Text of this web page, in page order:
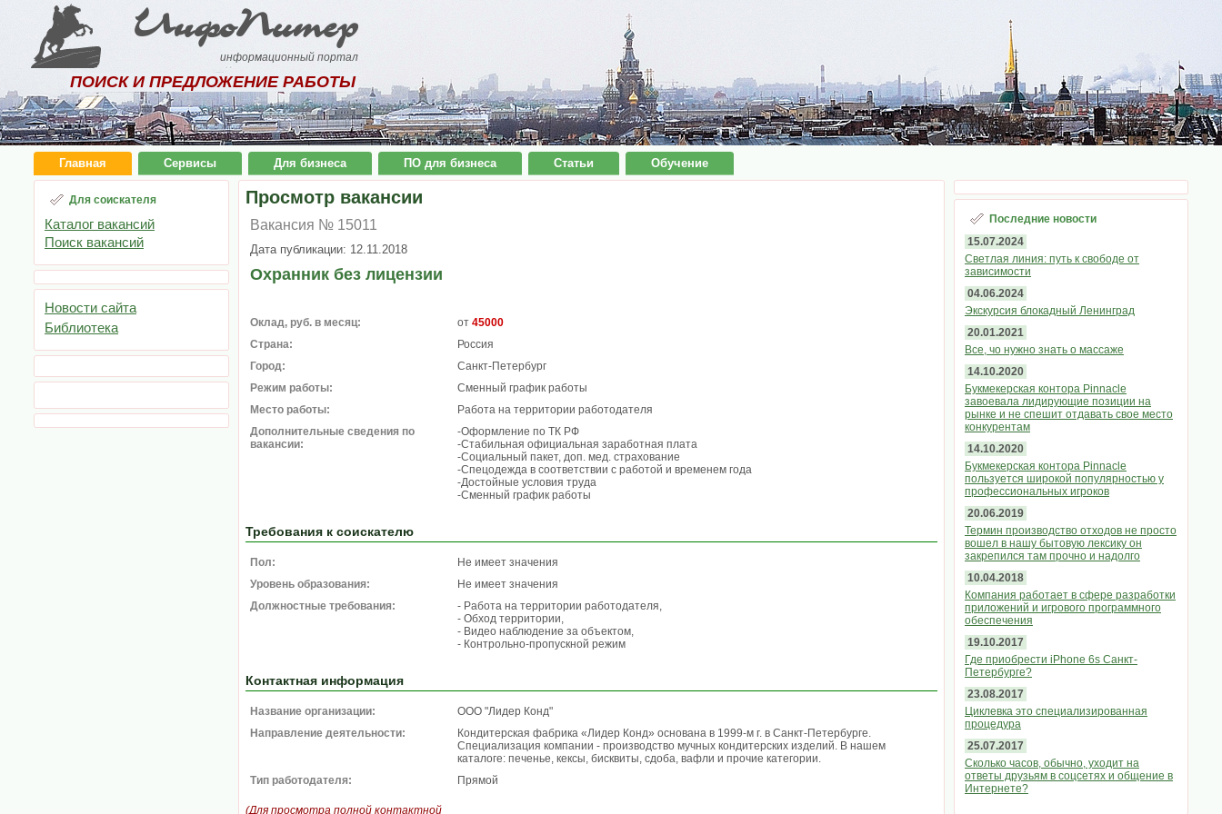
ИнфоПитер
информационный портал
ПОИСК И ПРЕДЛОЖЕНИЕ РАБОТЫ
Главная Сервисы Для бизнеса ПО для бизнеса Статьи Обучение
Для соискателя
Каталог вакансий
Поиск вакансий
Новости сайта
Библиотека
Просмотр вакансии
Вакансия № 15011
Дата публикации: 12.11.2018
Охранник без лицензии
Оклад, руб. в месяц: от 45000
Страна:
Россия
Город:
Санкт-Петербург
Режим работы:
Сменный график работы
Место работы:
Работа на территории работодателя
Дополнительные сведения по
вакансии:
-Оформление по ТК РФ
-Стабильная официальная заработная плата
-Социальный пакет, доп. мед. страхование
-Спецодежда в соответствии с работой и временем года
-Достойные условия труда
-Сменный график работы
Требования к соискателю
Пол:
Не имеет значения
Уровень образования:
Не имеет значения
Должностные требования:
- Работа на территории работодателя,
- Обход территории,
- Видео наблюдение за объектом,
- Контрольно-пропускной режим
Контактная информация
Название организации:
ООО "Лидер Конд"
Направление деятельности:
Кондитерская фабрика «Лидер Конд» основана в 1999-м г. в Санкт-Петербурге.
Специализация компании - производство мучных кондитерских изделий. В нашем
каталоге: печенье, кексы, бисквиты, сдоба, вафли и прочие категории.
Тип работодателя:
Прямой
(Для просмотра полной контактной
Последние новости
15.07.2024
Светлая линия: путь к свободе от
зависимости
04.06.2024
Экскурсия блокадный Ленинград
20.01.2021
Все, чо нужно знать о массаже
14.10.2020
Букмекерская контора Pinnacle
завоевала лидирующие позиции на
рынке и не спешит отдавать свое место
конкурентам
14.10.2020
Букмекерская контора Pinnacle
пользуется широкой популярностью у
профессиональных игроков
20.06.2019
Термин производство отходов не просто
вошел в нашу бытовую лексику он
закрепился там прочно и надолго
10.04.2018
Компания работает в сфере разработки
приложений и игрового программного
обеспечения
19.10.2017
Где приобрести iPhone 6s Санкт-
Петербурге?
23.08.2017
Циклевка это специализированная
процедура
25.07.2017
Сколько часов, обычно, уходит на
ответы друзьям в соцсетях и общение в
Интернете?